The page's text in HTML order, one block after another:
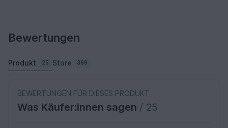
Bewertungen
Produkt 25 Store 369
BEWERTUNGEN FÜR DIESES PRODUKT
Was Käufer:innen sagen / 25